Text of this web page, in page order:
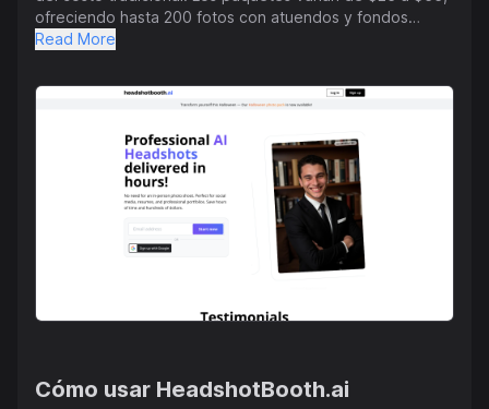
ofreciendo hasta 200 fotos con atuendos y fondos
personalizables. Este servicio es ideal para redes
proporcionando comodidad y asequibilidad. Los clientes
celebran la facilidad del proceso, la calidad de las
sesiones fotográficas tradicionales, que pueden ser
lentas y costosas. HeadshotBooth.ai asegura
satisfacción con una garantía de devolución de dinero si
los usuarios no están completamente satisfechos dentro
de los 14 días. La plataforma también explora varios
temas de blog, como la importancia de buenas fotos en
el trabajo remoto, las preferencias de la industria para
fotográficos. Además, hay un programa de afiliados que
ampliando el acceso y la conveniencia para los usuarios
Read More
Cómo usar HeadshotBooth.ai